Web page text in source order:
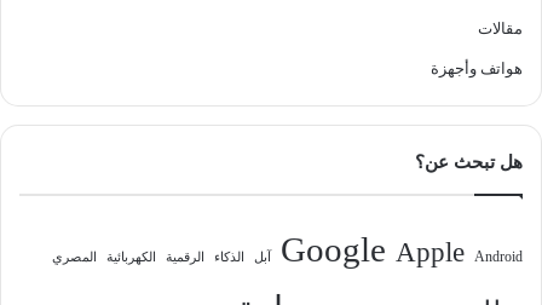
مقالات
هواتف وأجهزة
هل تبحث عن؟
Android
Apple
Google آبل الذكاء الرقمية الكهربائية المصري